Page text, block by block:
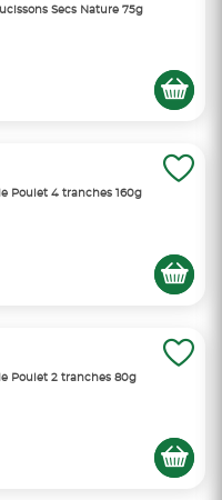
Secs Nature 75g
Poulet 4 tranches 160g
Poulet 2 tranches 80g